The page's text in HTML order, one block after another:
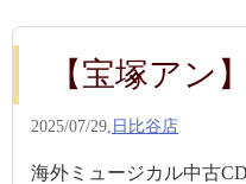
【宝塚アン
2025/07/29, 日比谷店
海外ミュージカル中古